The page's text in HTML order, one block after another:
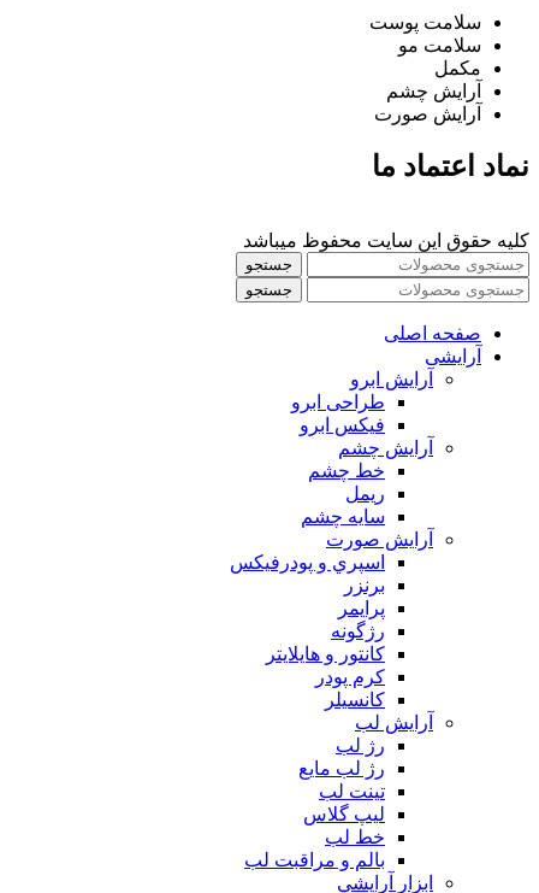
سلامت پوست
سلامت مو
مکمل
آرایش چشم
آرایش صورت
نماد اعتماد ما
کلیه حقوق این سایت محفوظ میباشد
جستجو
جستجو
صفحه اصلی
آرایشی
آرايش ابرو
طراحی ابرو
فیکس ابرو
آرايش چشم
خط چشم
ريمل
سايه چشم
آرايش صورت
اسپري و پودرفيكس
برنزر
پرايمر
رژگونه
كانتور و هايلايتر
كرم پودر
كانسيلر
آرايش لب
رژ لب
رژ لب مایع
تینت لب
لیپ گلاس
خط لب
بالم و مراقبت لب
ابزار آرايشي